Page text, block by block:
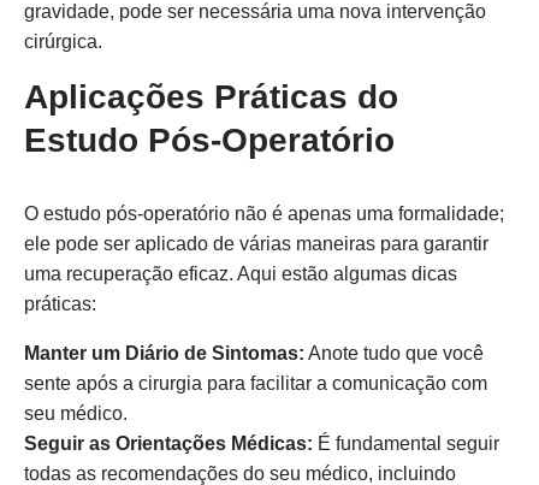
gravidade, pode ser necessária uma nova intervenção
cirúrgica.
Aplicações Práticas do
Estudo Pós-Operatório
O estudo pós-operatório não é apenas uma formalidade;
ele pode ser aplicado de várias maneiras para garantir
uma recuperação eficaz. Aqui estão algumas dicas
práticas:
Manter um Diário de Sintomas: Anote tudo que você
sente após a cirurgia para facilitar a comunicação com
seu médico.
Seguir as Orientações Médicas: É fundamental seguir
todas as recomendações do seu médico, incluindo